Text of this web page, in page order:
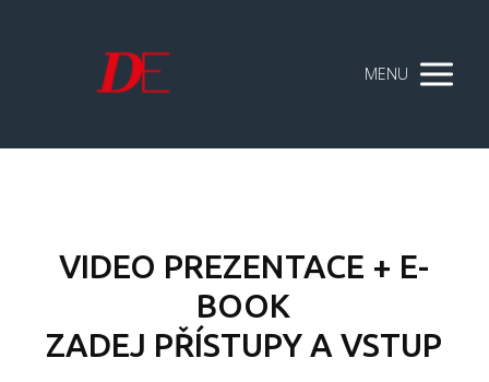
MENU
VIDEO PREZENTACE + E-
BOOK
ZADEJ PŘÍSTUPY A VSTUP